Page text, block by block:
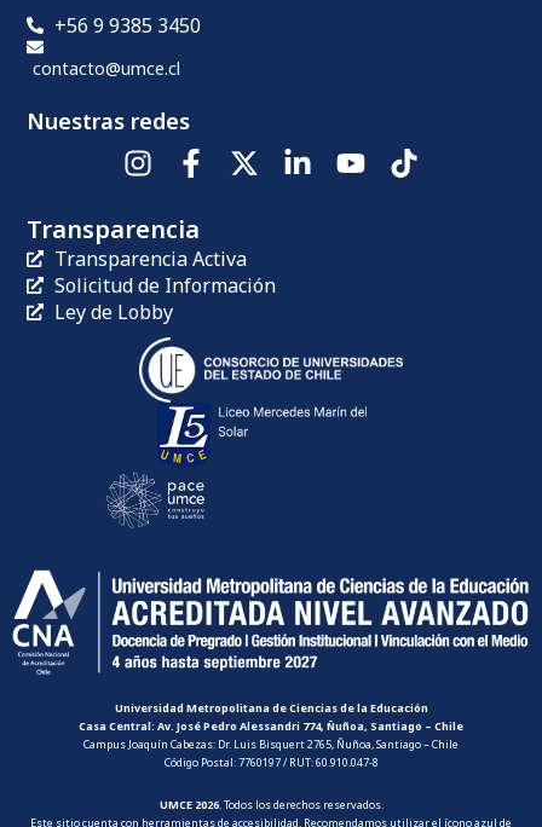
+56 9 9385 3450
contacto@umce.cl
Nuestras redes
Transparencia
Transparencia Activa
Solicitud de Información
Ley de Lobby
Universidad Metropolitana de Ciencias de la Educación
Casa Central: Av. José Pedro Alessandri 774, Ñuñoa, Santiago – Chile
Campus Joaquín Cabezas: Dr. Luis Bisquert 2765, Ñuñoa, Santiago – Chile
Código Postal: 7760197 / RUT: 60.910.047-8
UMCE 2026. Todos los derechos reservados.
Este sitio cuenta con herramientas de accesibilidad. Recomendamos utilizar el ícono azul de